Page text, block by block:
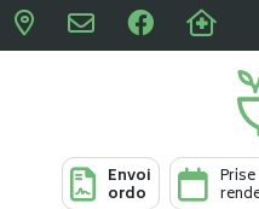
Envoi
ordo